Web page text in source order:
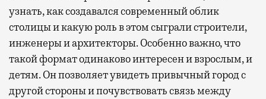
узнать, как создавался современный облик
столицы и какую роль в этом сыграли строители,
инженеры и архитекторы. Особенно важно, что
такой формат одинаково интересен и взрослым, и
детям. Он позволяет увидеть привычный город с
другой стороны и почувствовать связь между